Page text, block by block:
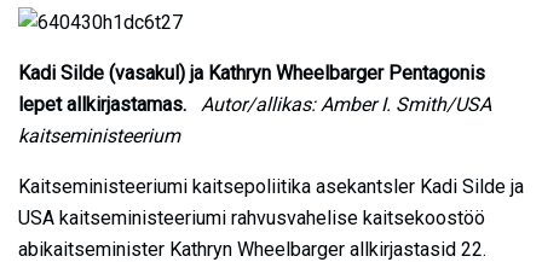
Kadi Silde (vasakul) ja Kathryn Wheelbarger Pentagonis
lepet allkirjastamas.
Autor/allikas: Amber I. Smith/USA
kaitseministeerium
Kaitseministeeriumi kaitsepoliitika asekantsler Kadi Silde ja
USA kaitseministeeriumi rahvusvahelise kaitsekoostöö
abikaitseminister Kathryn Wheelbarger allkirjastasid 22.